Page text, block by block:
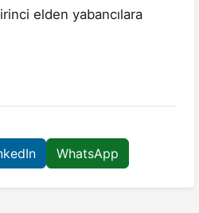
elden yabancılara
WhatsApp